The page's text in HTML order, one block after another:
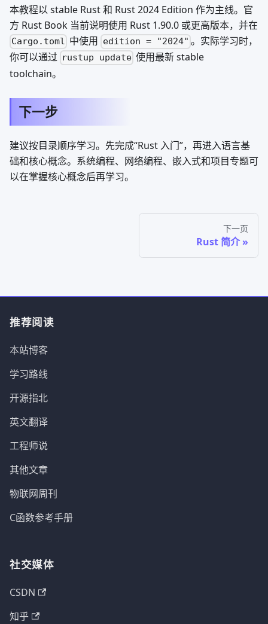
本教程以 stable Rust 和 Rust 2024 Edition 作为主线。官
方 Rust Book 当前说明使用 Rust 1.90.0 或更高版本，并在
Cargo.toml 中使用 edition = "2024" 。实际学习时，
你可以通过 rustup update 使用最新 stable
toolchain。
下一步
建议按目录顺序学习。先完成“Rust 入门”，再进入语言基
础和核心概念。系统编程、网络编程、嵌入式和项目专题可
以在掌握核心概念后再学习。
下一页
Rust 简介
推荐阅读
本站博客
学习路线
开源指北
英文翻译
工程师说
其他文章
物联网周刊
C函数参考手册
社交媒体
CSDN
知乎